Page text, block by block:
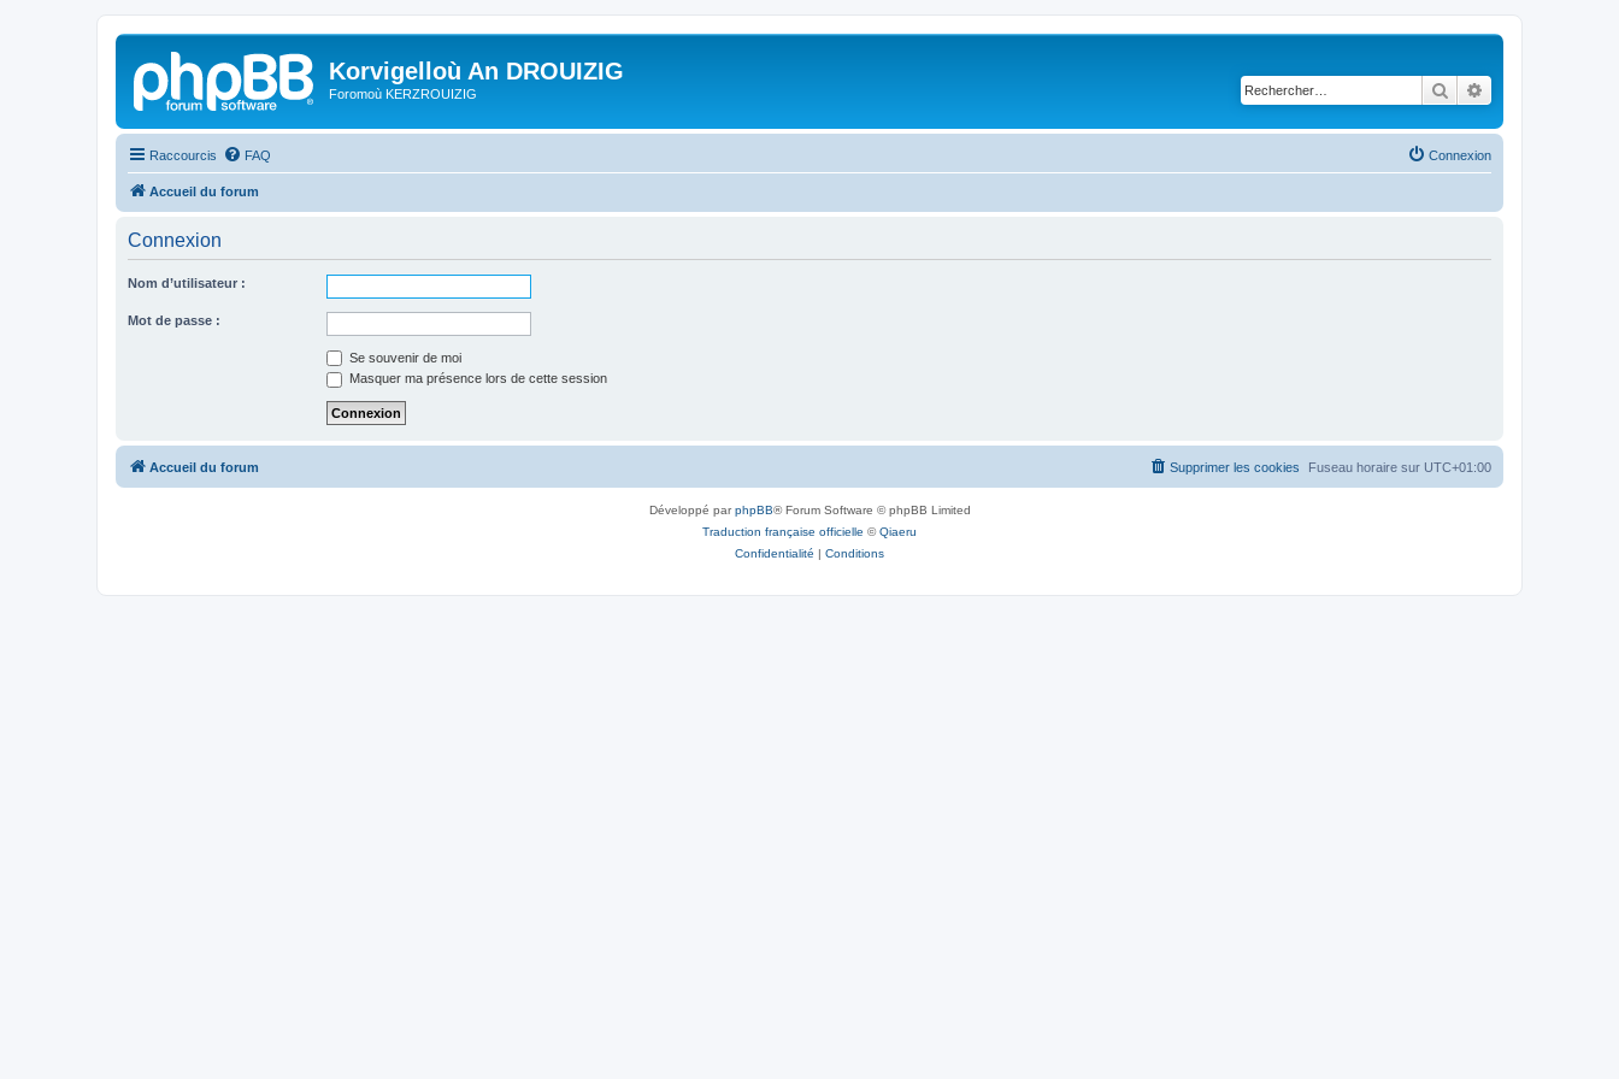
Korvigelloù An DROUIZIG
Foromoù KERZROUIZIG Rechercher
Raccourcis FAQ Connexion
Accueil du forum
Connexion
Nom d’utilisateur :
Mot de passe :
Se souvenir de moi
Masquer ma présence lors de cette session
Accueil du forum Fuseau horaire sur UTC+01:00
Supprimer les cookies
Développé parphpBB® Forum Software © phpBB Limited
Traduction française officielle ©Qiaeru
Confidentialité | Conditions